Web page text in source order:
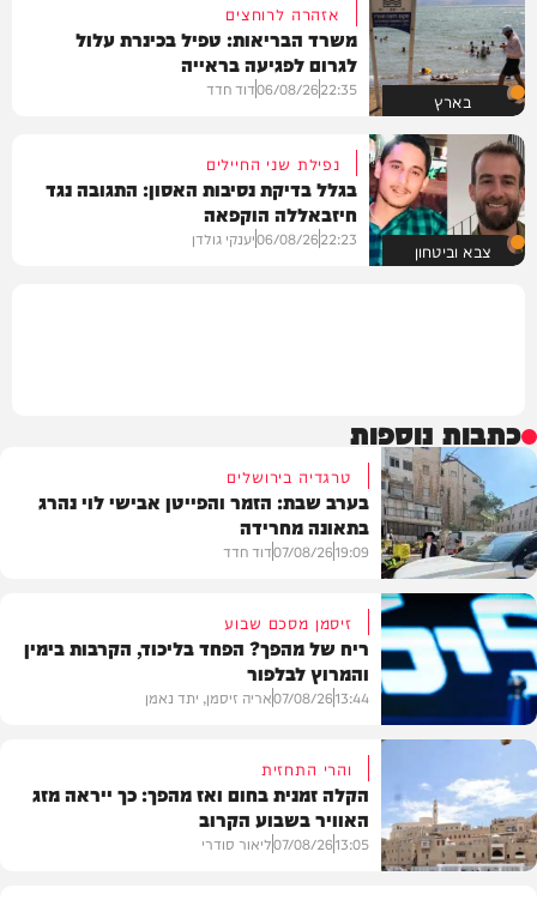
בארץ
אזהרה לרוחצים
משרד הבריאות: טפיל בכינרת עלול
לגרום לפגיעה בראייה
22:35
06/08/26דוד חדד
צבא וביטחון
נפילת שני החיילים
בגלל בדיקת נסיבות האסון: התגובה נגד
חיזבאללה הוקפאה
22:23
06/08/26יענקי גולדן
כתבות נוספות
בארץ
טרגדיה בירושלים
בערב שבת: הזמר והפייטן אבישי לוי נהרג
בתאונה מחרידה
19:09
07/08/26דוד חדד
פוליטי
זיסמן מסכם שבוע
ריח של מהפך? הפחד בליכוד, הקרבות בימין
והמרוץ לבלפור
13:44
07/08/26אריה זיסמן, יתד נאמן
והרי התחזית
הקלה זמנית בחום ואז מהפך: כך ייראה מזג
האוויר בשבוע הקרוב
13:05
07/08/26ליאור סודרי